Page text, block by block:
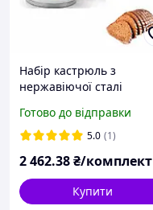
Набір кастрюль з
нержавіючої сталі
кухонний посуд з
багатошаровим індукц.
Готово до відправки
5.0 (1)
2 462.38₴/комплект
Купити